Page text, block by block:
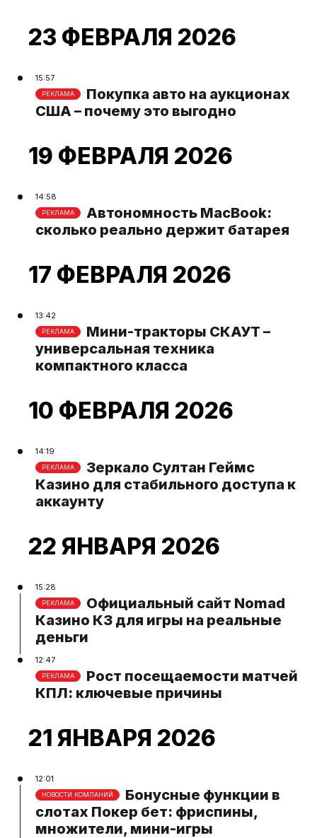
23 ФЕВРАЛЯ 2026
15:57
РЕКЛАМА
Покупка авто на аукционах
США – почему это выгодно
19 ФЕВРАЛЯ 2026
14:58
РЕКЛАМА
Автономность MacBook:
сколько реально держит батарея
17 ФЕВРАЛЯ 2026
13:42
РЕКЛАМА
Мини-тракторы СКАУТ –
универсальная техника
компактного класса
10 ФЕВРАЛЯ 2026
14:19
РЕКЛАМА
Зеркало Султан Геймс
Казино для стабильного доступа к
аккаунту
22 ЯНВАРЯ 2026
15:28
РЕКЛАМА
Официальный сайт Nomad
Казино КЗ для игры на реальные
деньги
12:47
РЕКЛАМА
Рост посещаемости матчей
КПЛ: ключевые причины
21 ЯНВАРЯ 2026
12:01
НОВОСТИ КОМПАНИЙ
Бонусные функции в
слотах Покер бет: фриспины,
множители, мини-игры